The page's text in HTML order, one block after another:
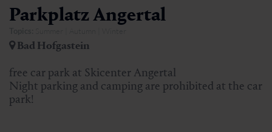
Parkplatz Angertal
Bad Hofgastein
free car park at Skicenter Angertal
Night parking and camping are prohibited at the car
park!